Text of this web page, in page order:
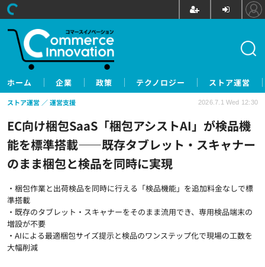
ホーム 企業 政策 テクノロジー ストア運営
EC向け梱包SaaS「梱包アシストAI」が検品機
能を標準搭載——既存タブレット・スキャナー
のまま梱包と検品を同時に実現
・梱包作業と出荷検品を同時に行える「検品機能」を追加料金なしで標
準搭載
・既存のタブレット・スキャナーをそのまま流用でき、専用検品端末の
増設が不要
・AIによる最適梱包サイズ提示と検品のワンステップ化で現場の工数を
大幅削減
ストア運営 運営支援 2026.7.1 Wed 12:30